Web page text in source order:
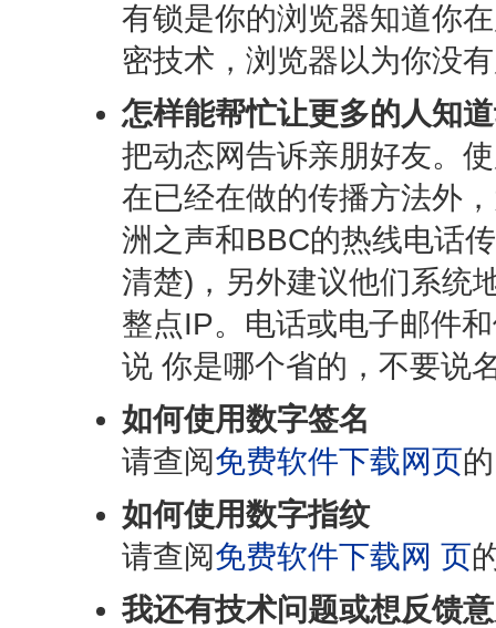
有锁是你的浏览器知道你
密技术，浏览器以为你没
怎样能帮忙让更多的人知
把动态网告诉亲朋好友。
在已经在做的传播方法外
洲之声和BBC的热线电话
清楚)，另外建议他们系统
整点IP。电话或电子邮件
说 你是哪个省的，不要说
如何使用数字签名
请查阅免费软件下载网页
如何使用数字指纹
请查阅免费软件下载网 页
我还有技术问题或想反馈